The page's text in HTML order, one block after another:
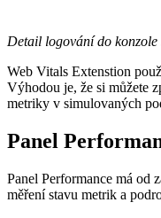
Detail logování do konzole
Web Vitals Extenstion
Výhodou je, že si můžete
metriky v simulovaných
Panel
Panel Performance má od
měření stavu metrik a